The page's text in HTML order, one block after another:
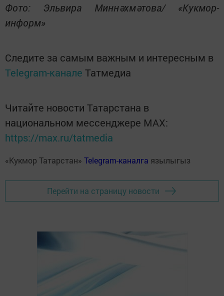
Фото: Эльвира Миннәхмәтова/ «Кукмор-
информ»
Следите за самым важным и интересным в
Telegram-канале Татмедиа
Читайте новости Татарстана в
национальном мессенджере MАХ:
https://max.ru/tatmedia
«Кукмор Татарстан» Telegram-каналга язылыгыз
Перейти на страницу новости